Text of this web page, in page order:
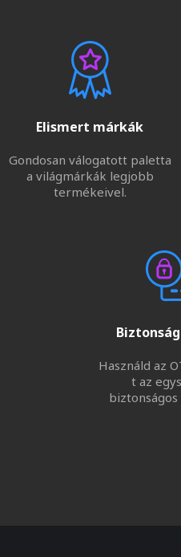
Elismert márkák
Gondosan válogatott paletta
a világmárkák legjobb
termékeivel.
Használd az
t az
biztonságos